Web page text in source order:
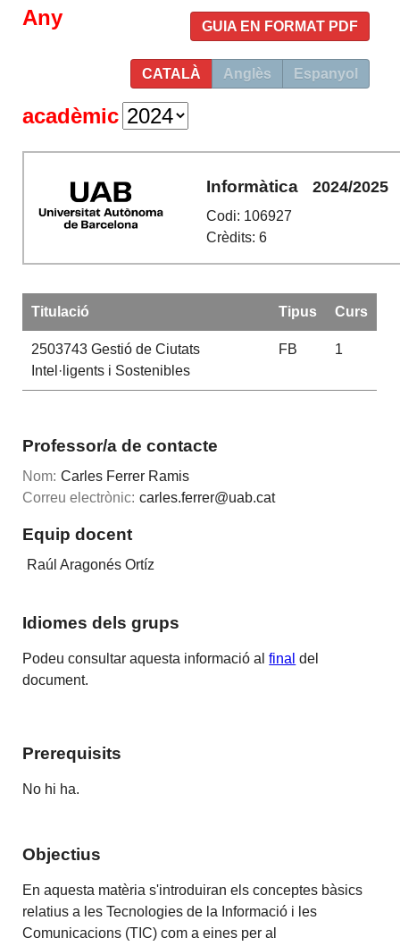
GUIA EN FORMAT PDF
CATALÀ Anglès Espanyol
Any
acadèmic
Informàtica
Codi: 106927
Crèdits: 6
2024/2025
Titulació Tipus Curs
2503743Gestió de Ciutats
Intel·ligents i Sostenibles
FB 1
Professor/a de contacte
Nom: Carles Ferrer Ramis
Correu electrònic: carles.ferrer@uab.cat
Equip docent
Raúl Aragonés Ortíz
Idiomes dels grups
Podeu consultar aquesta informació alfinal del
document.
Prerequisits
No hi ha.
Objectius
En aquesta matèria s'introduiran els conceptes bàsics
relatius a les Tecnologies de la Informació i les
Comunicacions (TIC) com a eines per al